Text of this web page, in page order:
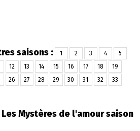
saisons : 1 2 3 4
5
12 13 14 15 16 17 18
19
26 27 28 29 30 31 32
33
Mystères de l'amour saison